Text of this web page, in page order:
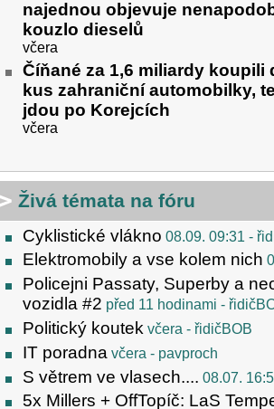
najednou objevuje
kouzlo dieselů
včera
Číňané za 1,6 miliardy koupili
kus zahraniční automobilky,
jdou po Korejcích
včera
Živá témata na fóru
Cyklistické vlákno 08.09. 09:31 -
Elektromobily a vse kolem nich
Policejni Passaty, Superby a
vozidla #2 před 11 hodinami -
Politický koutek včera - řidičBOB
IT poradna včera - pavproch
S větrem ve vlasech.... 08.07.
5x Millers + OffTopíč: LaS